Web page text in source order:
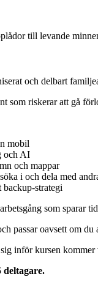
till levande
och delbart
som riskerar att gå
mobil
och AI
och mappar
i och dela med
backup-strategi
som sparar
passar oavsett om
inför kursen kommer
deltagare.